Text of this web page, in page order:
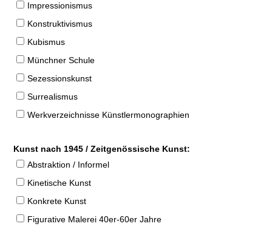
Impressionismus
Konstruktivismus
Kubismus
Münchner Schule
Sezessionskunst
Surrealismus
Werkverzeichnisse Künstlermonographien
Kunst nach 1945 / Zeitgenössische Kunst:
Abstraktion / Informel
Kinetische Kunst
Konkrete Kunst
Figurative Malerei 40er-60er Jahre